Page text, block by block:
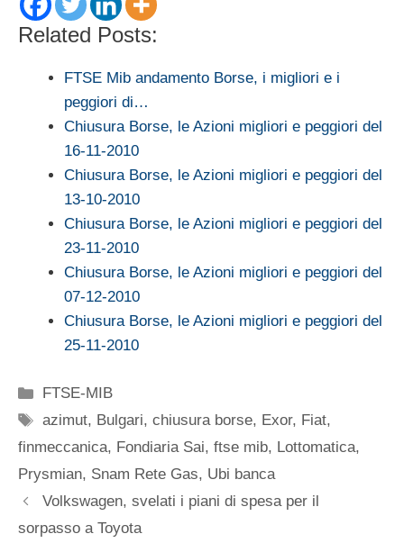
Related Posts:
FTSE Mib andamento Borse, i migliori e i
peggiori di…
Chiusura Borse, le Azioni migliori e peggiori del
16-11-2010
Chiusura Borse, le Azioni migliori e peggiori del
13-10-2010
Chiusura Borse, le Azioni migliori e peggiori del
23-11-2010
Chiusura Borse, le Azioni migliori e peggiori del
07-12-2010
Chiusura Borse, le Azioni migliori e peggiori del
25-11-2010
Categorie
FTSE-MIB
Tag
azimut, Bulgari,chiusura borse, Exor, Fiat,
finmeccanica, Fondiaria Sai, ftse mib, Lottomatica,
Prysmian, Snam Rete Gas, Ubi banca
Volkswagen, svelati i piani di spesa per il
sorpasso a Toyota